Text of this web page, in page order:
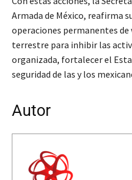
Armada de México, reafirma
operaciones permanentes
terrestre para inhibir las
organizada, fortalecer el
seguridad de las y los
Autor